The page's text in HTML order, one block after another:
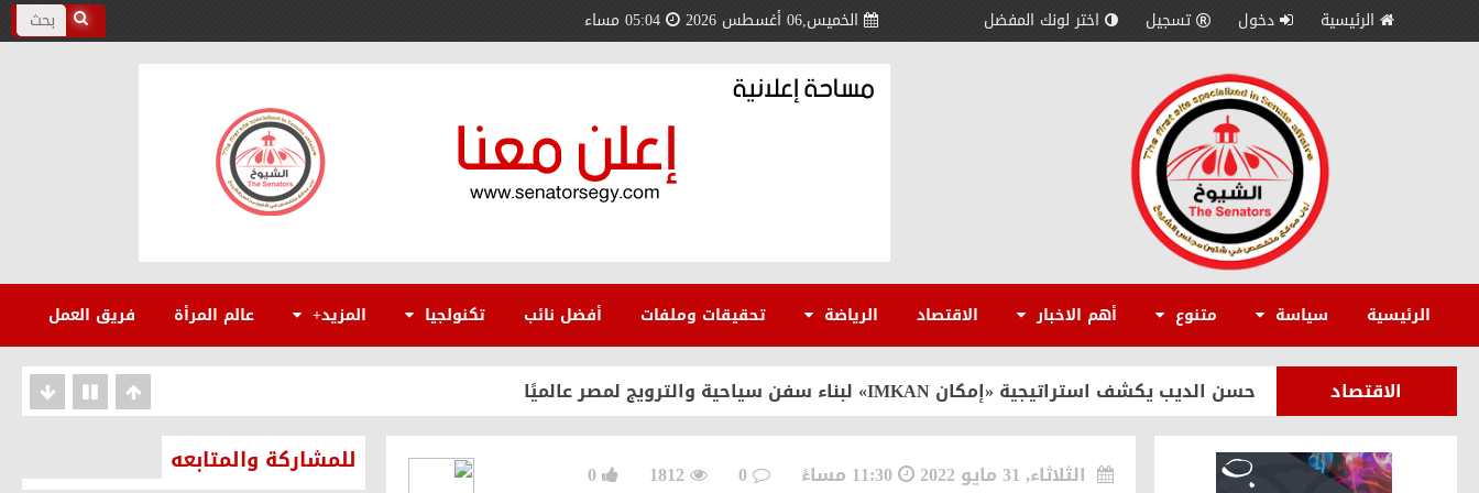
الرئيسية دخول تسجيل اختر لونك المفضل الخميس,06 أغسطس 2026 05:04 مساء
الرئيسية سياسة متنوع أهم الاخبار الاقتصاد الرياضة تحقيقات وملفات أفضل نائب تكنولجيا المزيد+ عالم المرأة فريق العمل
رئيس حزب الغد: مصر تقود معركة السلام بحكمة وثبات.. والقضية الفلسطينية تشهد تحولًا تاريخيًا بفضل التحركات المصرية
إيهاب محمود: قمة الرئيس السيسي وملك البحرين نموذج فريد للتضامن العربي
متنوع
بمباشرة مهامه رسميًا.. الدكتور مسعد سلامة مندور يقود انطلاقة جديدة بكلية الآداب جامعة المنصورة
سياسة
بالصور.. حزب «المصريين» يعقد المنتدى الوطني للمصريين بالخارج لتعزيز الاستثمار والشراكة الوطنية
الاقتصاد
حسن الديب يكشف استراتيجية «إمكان IMKAN» لبناء سفن سياحية والترويج لمصر عالميًا
سياسة
إرادة جيل يطالب بإعادة النظر في أسعار شرائح الكهرباء والزيادة الجديدة استجابةً للمواطنين
الثلاثاء, 31 مايو 2022 11:30 مساءً 0
1812
0 للمشاركة والمتابعه